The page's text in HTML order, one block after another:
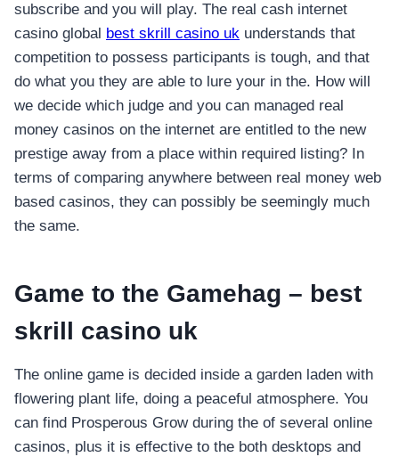
subscribe and you will play. The real cash internet
casino global best skrill casino uk understands that
competition to possess participants is tough, and that
do what you they are able to lure your in the. How will
we decide which judge and you can managed real
money casinos on the internet are entitled to the new
prestige away from a place within required listing? In
terms of comparing anywhere between real money web
based casinos, they can possibly be seemingly much
the same.
Game to the Gamehag – best
skrill casino uk
The online game is decided inside a garden laden with
flowering plant life, doing a peaceful atmosphere. You
can find Prosperous Grow during the of several online
casinos, plus it is effective to the both desktops and